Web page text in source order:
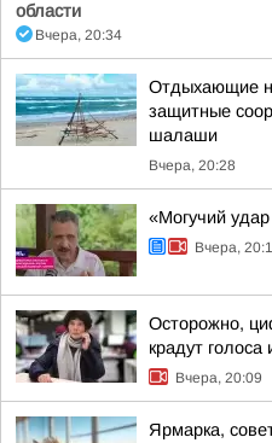
области
Вчера, 20:34
Отдыхающие
защитные
шалаши
Вчера, 20:28
«Могучий удар
Вчера,
Осторожно,
крадут голоса
Вчера, 20:09
Ярмарка,